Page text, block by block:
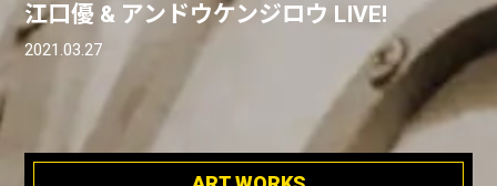
江口優 & アンドウケンジロウ LIVE!
2021.03.27